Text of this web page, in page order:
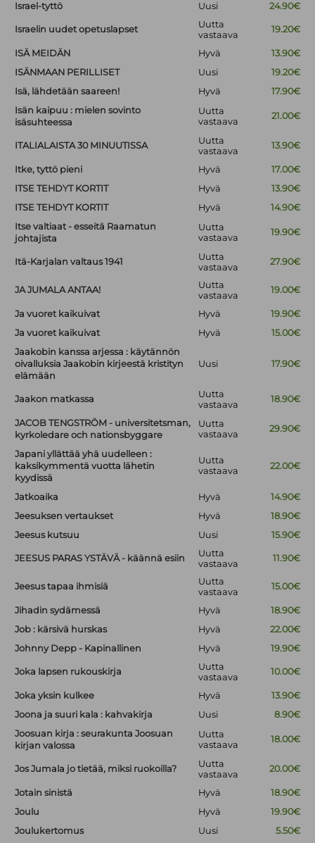
Israel-tyttö
Uusi 24.90€
Israelin uudet opetuslapset
Uutta
vastaava
19.20€
ISÄ MEIDÄN Hyvä
13.90€
ISÄNMAAN PERILLISET
Uusi
19.20€
Isä, lähdetään saareen!
Hyvä
17.90€
Isän kaipuu : mielen sovinto
isäsuhteessa
Uutta
vastaava
21.00€
ITALIALAISTA 30 MINUUTISSA
Uutta
vastaava
13.90€
Itke, tyttö pieni Hyvä
17.00€
ITSE TEHDYT KORTIT
Hyvä
13.90€
ITSE TEHDYT KORTIT
Hyvä
14.90€
Itse valtiaat - esseitä Raamatun
johtajista
Uutta
vastaava
19.90€
Itä-Karjalan valtaus 1941
Uutta
vastaava
27.90€
JA JUMALA ANTAA!
Uutta
vastaava
19.00€
Ja vuoret kaikuivat Hyvä
19.90€
Ja vuoret kaikuivat
Hyvä
15.00€
Jaakobin kanssa arjessa : käytännön
oivalluksia Jaakobin kirjeestä kristityn
elämään
Uusi 17.90€
Jaakon matkassa
Uutta
vastaava
18.90€
JACOB TENGSTRÖM - universitetsman,
kyrkoledare och nationsbyggare
Uutta
vastaava
29.90€
Japani yllättää yhä uudelleen :
kaksikymmentä vuotta lähetin
kyydissä
Uutta
vastaava
22.00€
Jatkoaika Hyvä
14.90€
Jeesuksen vertaukset
Hyvä
18.90€
Jeesus kutsuu
Uusi 15.90€
JEESUS PARAS YSTÄVÄ - käännä esiin
Uutta
vastaava
11.90€
Jeesus tapaa ihmisiä
Uutta
vastaava
15.00€
Jihadin sydämessä Hyvä
18.90€
Job : kärsivä hurskas
Hyvä
22.00€
Johnny Depp - Kapinallinen
Hyvä 19.90€
Joka lapsen rukouskirja
Uutta
vastaava
10.00€
Joka yksin kulkee Hyvä
13.90€
Joona ja suuri kala : kahvakirja
Uusi
8.90€
Joosuan kirja : seurakunta Joosuan
kirjan valossa
Uutta
vastaava
18.00€
Jos Jumala jo tietää, miksi ruokoilla?
Uutta
vastaava
20.00€
Jotain sinistä Hyvä
18.90€
Joulu
Hyvä
19.90€
Joulukertomus
Uusi 5.50€